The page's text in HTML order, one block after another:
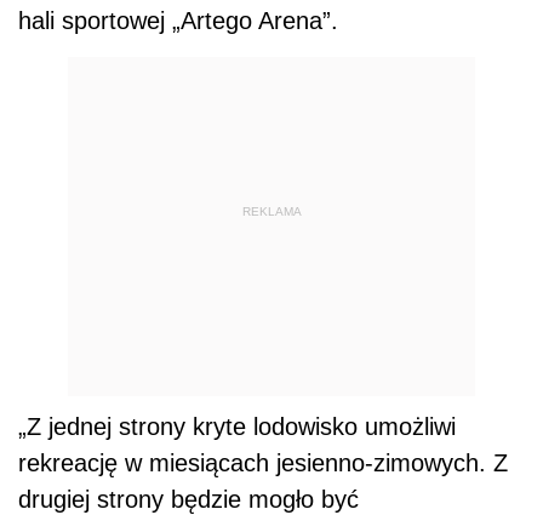
hali sportowej „Artego Arena”.
REKLAMA
„Z jednej strony kryte lodowisko umożliwi
rekreację w miesiącach jesienno-zimowych. Z
drugiej strony będzie mogło być